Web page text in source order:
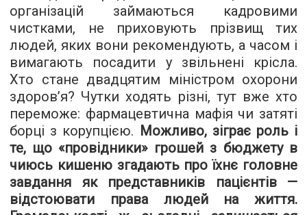
організацій займаються кадровими
чистками, не приховують прізвищ тих
людей, яких вони рекомендують, а часом і
вимагають посадити у звільнені крісла.
Хто стане двадцятим міністром охорони
здоров’я? Чутки ходять різні, тут вже хто
переможе: фармацевтична мафія чи затяті
борці з корупцією. Можливо, зіграє роль і
те, що «провідники» грошей з бюджету в
чиюсь кишеню згадають про їхнє головне
завдання як представників пацієнтів —
відстоювати права людей на життя.